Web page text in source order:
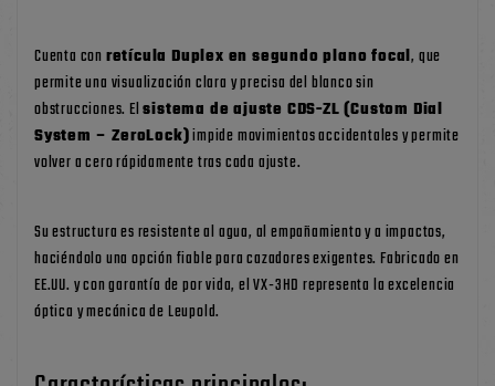
Cuenta con retícula Duplex en segundo plano focal, que
permite una visualización clara y precisa del blanco sin
obstrucciones. Elsistema de ajuste CDS-ZL (Custom Dial
System – ZeroLock)impide movimientos accidentales y permite
volver a cero rápidamente tras cada ajuste.
Su estructura es resistente al agua, al empañamiento y a impactos,
haciéndolo una opción fiable para cazadores exigentes. Fabricado en
EE.UU. y con garantía de por vida, el VX-3HD representa la excelencia
óptica y mecánica de Leupold.